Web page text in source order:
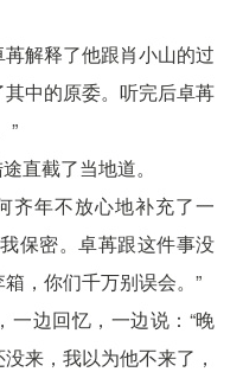
解释了他跟肖小山的过
中的原委。听完后卓苒
”
直截了当地道。
齐年不放心地补充了一
保密。卓苒跟这件事没
，你们千万别误会。”
一边回忆，一边说：“晚
来，我以为他不来了，